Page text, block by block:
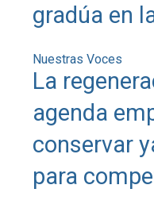
gradúa en
Nuestras Voces
La
agenda
conservar
para